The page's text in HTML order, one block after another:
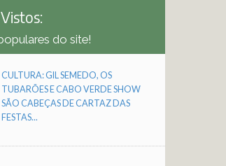
do site!
CULTURA: GIL SEMEDO, OS
TUBARÕES E CABO VERDE SHOW
SÃO CABEÇAS DE CARTAZ DAS
FESTAS...